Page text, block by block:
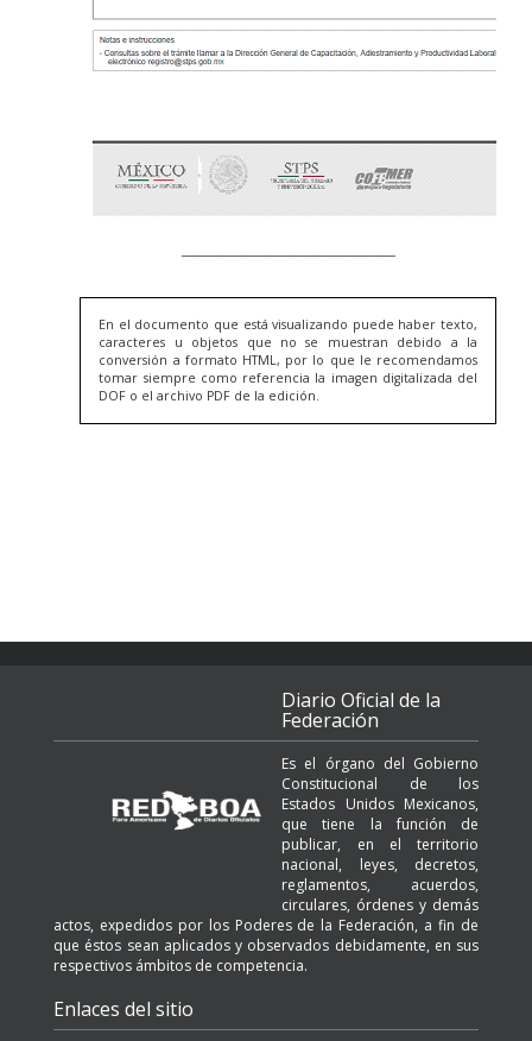
En el documento que está visualizando puede haber texto,
caracteres u objetos que no se muestran debido a la
conversión a formato HTML, por lo que le recomendamos
tomar siempre como referencia la imagen digitalizada del
DOF o el archivo PDF de la edición.
Diario Oficial de la
Federación
Es el órgano del Gobierno
Constitucional de los
Estados Unidos Mexicanos,
que tiene la función de
publicar, en el territorio
nacional, leyes, decretos,
reglamentos, acuerdos,
circulares, órdenes y demás
actos, expedidos por los Poderes de la Federación, a fin de
que éstos sean aplicados y observados debidamente, en sus
respectivos ámbitos de competencia.
Enlaces del sitio